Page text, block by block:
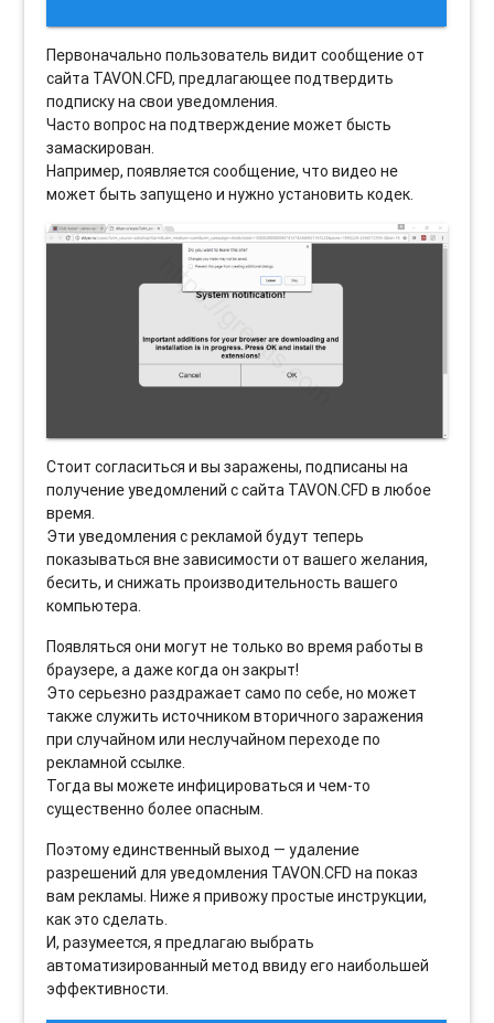
Первоначально пользователь видит сообщение от
сайта TAVON.CFD, предлагающее подтвердить
подписку на свои уведомления.
Часто вопрос на подтверждение может бысть
замаскирован.
Например, появляется сообщение, что видео не
может быть запущено и нужно установить кодек.
Стоит согласиться и вы заражены, подписаны на
получение уведомлений с сайта TAVON.CFD в любое
время.
Эти уведомления с рекламой будут теперь
показываться вне зависимости от вашего желания,
бесить, и снижать производительность вашего
компьютера.
Появляться они могут не только во время работы в
браузере, а даже когда он закрыт!
Это серьезно раздражает само по себе, но может
также служить источником вторичного заражения
при случайном или неслучайном переходе по
рекламной ссылке.
Тогда вы можете инфицироваться и чем-то
существенно более опасным.
Поэтому единственный выход — удаление
разрешений для уведомления TAVON.CFD на показ
вам рекламы. Ниже я привожу простые инструкции,
как это сделать.
И, разумеется, я предлагаю выбрать
автоматизированный метод ввиду его наибольшей
эффективности.